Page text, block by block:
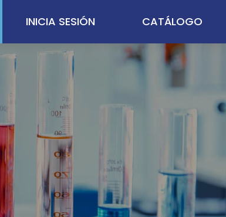
INICIA SESIÓN CATÁLOGO